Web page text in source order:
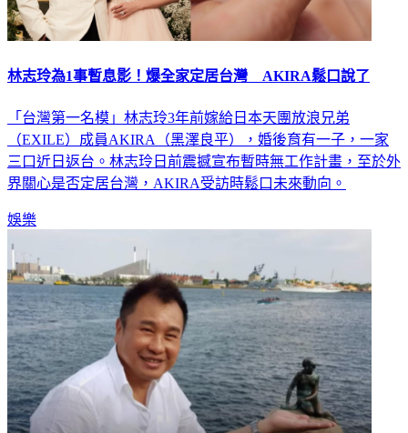
「台灣第一名模」林志玲3年前嫁給日本天團放浪兄弟
（EXILE）成員AKIRA（黑澤良平），婚後育有一子，一家
三口近日返台。林志玲日前震撼宣布暫時無工作計畫，至於外
娛樂